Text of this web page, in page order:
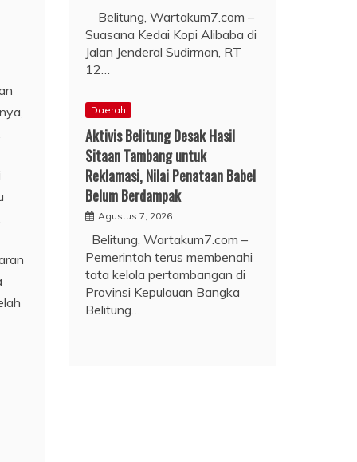
Belitung, Wartakum7.com –
Suasana Kedai Kopi Alibaba di
Jalan Jenderal Sudirman, RT
12…
Daerah
Aktivis Belitung Desak Hasil
Sitaan Tambang untuk
Reklamasi, Nilai Penataan Babel
Belum Berdampak
Agustus 7, 2026
Belitung, Wartakum7.com –
Pemerintah terus membenahi
tata kelola pertambangan di
Provinsi Kepulauan Bangka
Belitung…